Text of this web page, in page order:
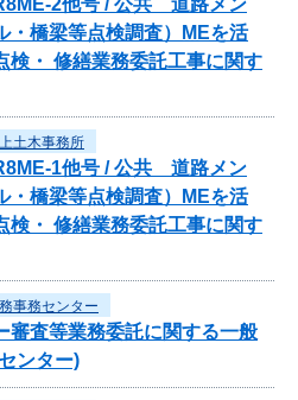
・橋梁等点検調査）MEを活
検・ 修繕業務委託工事に関す
土木事務所
1他号 / 公共 道路メン
・橋梁等点検調査）MEを活
検・ 修繕業務委託工事に関す
事務センター
審査等業務委託に関する一般
ンター)